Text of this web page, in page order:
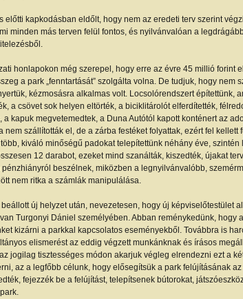
előtti kapkodásban eldőlt, hogy nem az eredeti terv szerint
minden más terven felül fontos, és nyilvánvalóan a
honlapokon még szerepel, hogy erre az évre 45 millió forint
a park „fenntartását” szolgálta volna. De tudjuk, hogy nem
kézmosásra alkalmas volt. Locsolórendszert építettünk,
a csövet sok helyen eltörték, a biciklitárolót elferdítették,
a kapuk megvetemedtek, a Duna Autótól kapott konténert az
nem szállították el, de a zárba festéket folyattak, ezért fel kellett
kiváló minőségű padokat telepítettünk néhány éve, szintén
12 darabot, ezeket mind szanálták, kiszedték, újakat
pénzhiányról beszélnek, miközben a legnyilvánvalóbb,
nem ritka a számlák manipulálása.
új helyzet után, nevezetesen, hogy új képviselőtestület
Turgonyi Dániel személyében. Abban reménykedünk, hogy
kizárni a parkkal kapcsolatos eseményekből. Továbbra is
elismerést az eddig végzett munkánknak és írásos
jogilag tisztességes módon akarjuk végleg elrendezni ezt a
az a legfőbb célunk, hogy elősegítsük a park felújításának
fejezzék be a felújítást, telepítsenek bútorokat,